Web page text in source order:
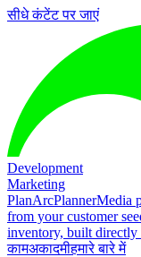
सीधे कंटेंट पर जाएं
Development
Marketing
PlanArcPlannerMedia
from your customer
inventory, built directly
कामअकादमीहमारे बारे में